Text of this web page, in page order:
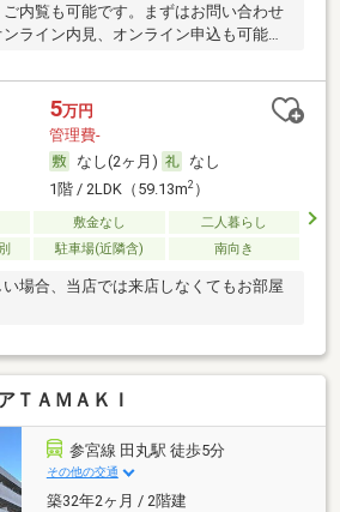
内覧も可能です。まずはお問い合わせ
ライン内見、オンライン申込も可能で
5万円
管理費-
なし(2ヶ月)
なし
1階 / 2LDK（59.13m2）
敷金なし
二人暮らし
駐車場(近隣含) 南向き
場合、当店では来店しなくてもお部屋
ＴＡＭＡＫＩ
参宮線 田丸駅 徒歩5分
その他の交通
築32年2ヶ月 / 2階建